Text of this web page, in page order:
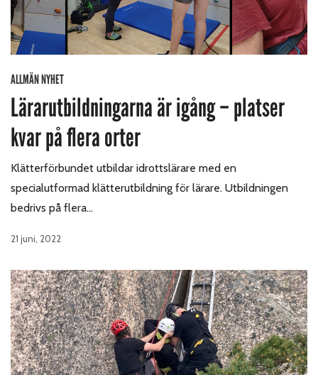
ALLMÄN NYHET
Lärarutbildningarna är igång – platser
kvar på flera orter
Klätterförbundet utbildar idrottslärare med en
specialutformad klätterutbildning för lärare. Utbildningen
bedrivs på flera…
21 juni, 2022